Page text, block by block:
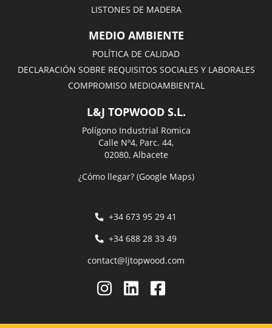
LISTONES DE MADERA
MEDIO AMBIENTE
POLÍTICA DE CALIDAD
DECLARACIÓN SOBRE REQUISITOS SOCIALES Y LABORALES
COMPROMISO MEDIOAMBIENTAL
L&J TOPWOOD S.L.
Polígono Industrial Romica
Calle Nº4, Parc. 44,
02080, Albacete
¿Cómo llegar? (Google Maps)
+34 673 95 29 41
+34 688 28 33 49
contact@ljtopwood.com